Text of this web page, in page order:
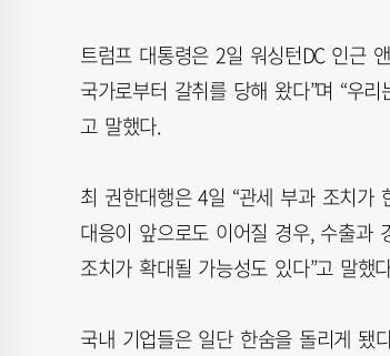
트럼프 대통령은 2일 워싱턴DC 인근
국가로부터 갈취를 당해 왔다”며 “우
고 말했다.
최 권한대행은 4일 “관세 부과 조치가
대응이 앞으로도 이어질 경우, 수출과
조치가 확대될 가능성도 있다”고 말했
국내 기업들은 일단 한숨을 돌리게 됐